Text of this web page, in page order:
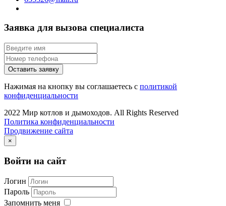
Заявка для вызова специалиста
Оставить заявку
Нажимая на кнопку вы соглашаетесь с политикой
конфиденциальности
2022 Мир котлов и дымоходов. All Rights Reserved
Политика конфиденциальности
Продвижение сайта
×
Войти на сайт
Логин
Пароль
Запомнить меня